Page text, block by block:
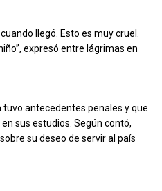
llegó. Esto es muy cruel.
expresó entre lágrimas en
tuvo antecedentes penales y que
sus estudios. Según contó,
su deseo de servir al país